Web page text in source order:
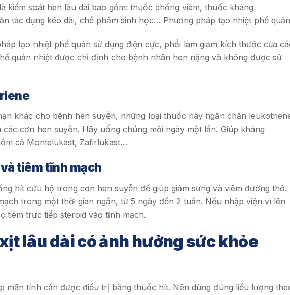
kiểm soát hen lâu dài bao gồm: thuốc chống viêm, thuốc kháng
tác dụng kéo dài, chế phẩm sinh học… Phương pháp tạo nhiệt phế
tạo nhiệt phế quản sử dụng điện cực, phổi làm giảm kích thước của
quản nhiệt được chỉ định cho bệnh nhân hen nặng và không được sử
khác cho bệnh hen suyễn, những loại thuốc này ngăn chặn
cơn hen suyễn. Hãy uống chúng mỗi ngày một lần. Giúp kháng
cả Montelukast, Zafirlukast…
tiêm tĩnh mạch
hít cứu hộ trong cơn hen suyễn để giúp giảm sưng và viêm đường thở.
trong một thời gian ngắn, từ 5 ngày đến 2 tuần. Nếu nhập viện vì lên
tiêm trực tiếp steroid vào tĩnh mạch.
lâu dài có ảnh hưởng sức khỏe
mãn tính cần được điều trị bằng thuốc hít. Nên dùng đúng liều lượng